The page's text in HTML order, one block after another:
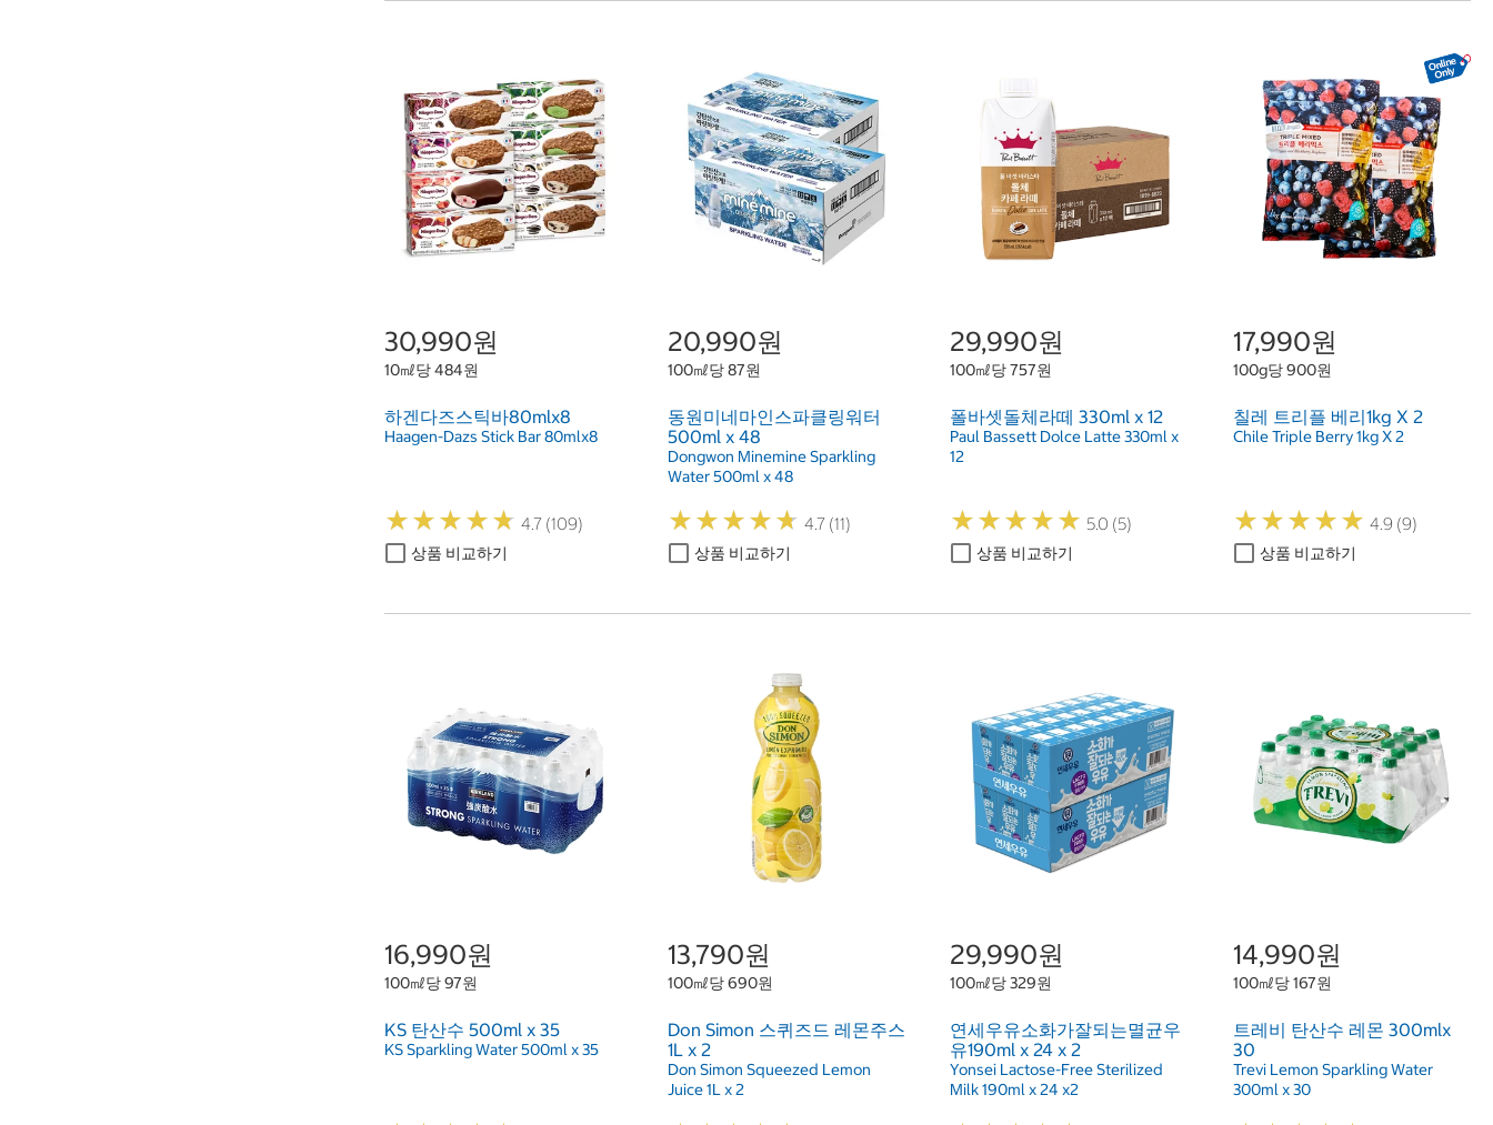
30,990원
10㎖당 484원
하겐다즈스틱바80mlx8
Haagen-Dazs Stick Bar 80mlx8
★★★★★
★★★★★ 4.7 (109)
상품 비교하기
20,990원
100㎖당 87원
동원미네마인스파클링워터
500ml x 48
Dongwon Minemine Sparkling
Water 500ml x 48
★★★★★
★★★★★ 4.7 (11)
상품 비교하기
29,990원
100㎖당 757원
폴바셋돌체라떼 330ml x 12
Paul Bassett Dolce Latte 330ml x
12
★★★★★
★★★★★ 5.0 (5)
상품 비교하기
17,990원
100g당 900원
칠레 트리플 베리1kg X 2
Chile Triple Berry 1kg X 2
★★★★★
★★★★★ 4.9 (9)
상품 비교하기
16,990원
100㎖당 97원
KS 탄산수 500ml x 35
KS Sparkling Water 500ml x 35
13,790원
100㎖당 690원
Don Simon 스퀴즈드 레몬주스
1L x 2
Don Simon Squeezed Lemon
Juice 1L x 2
29,990원
100㎖당 329원
연세우유소화가잘되는멸균우
유190ml x 24 x 2
Yonsei Lactose-Free Sterilized
Milk 190ml x 24 x2
14,990원
100㎖당 167원
트레비 탄산수 레몬 300mlx
30
Trevi Lemon Sparkling Water
300ml x 30